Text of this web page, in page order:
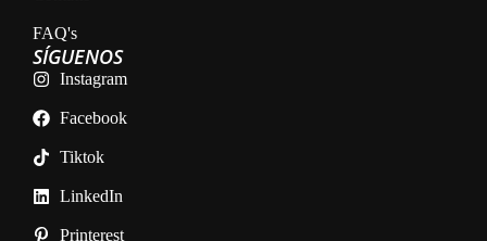
FAQ's
SÍGUENOS
Instagram
Facebook
Tiktok
LinkedIn
Printerest